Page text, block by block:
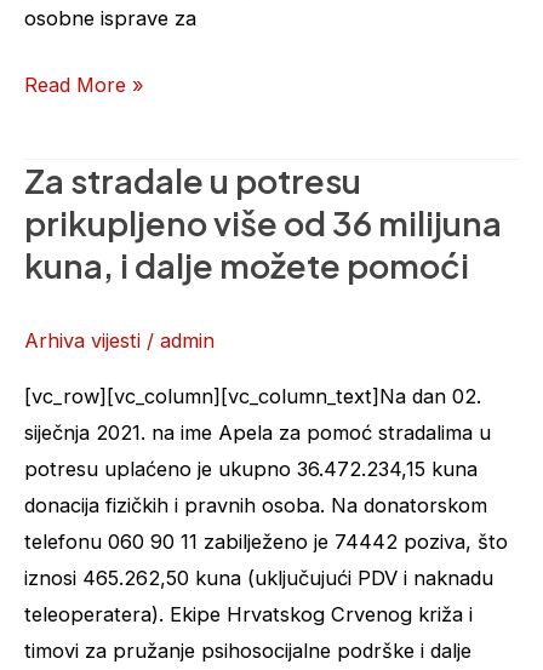
osobne isprave za
Read More »
Za stradale u potresu
prikupljeno više od 36 milijuna
kuna, i dalje možete pomoći
Arhiva vijesti / admin
[vc_row][vc_column][vc_column_text]Na dan 02.
siječnja 2021. na ime Apela za pomoć stradalima u
potresu uplaćeno je ukupno 36.472.234,15 kuna
donacija fizičkih i pravnih osoba. Na donatorskom
telefonu 060 90 11 zabilježeno je 74442 poziva, što
iznosi 465.262,50 kuna (uključujući PDV i naknadu
teleoperatera). Ekipe Hrvatskog Crvenog križa i
timovi za pružanje psihosocijalne podrške i dalje
Za
stradale
u
potresu
od
36
milijuna
kuna,
i
dalje
možete
pomoći